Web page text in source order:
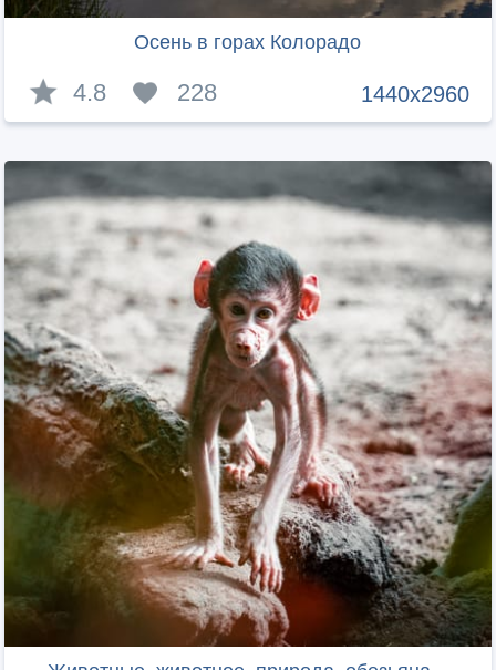
Осень в горах Колорадо
1440x2960
4.8 228